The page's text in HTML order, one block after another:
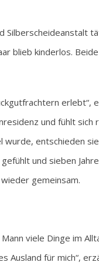
blieb kinderlos.
erlebt“,
und fühlt sich
entschieden
und sieben
gemeinsam.
viele Dinge im
Ausland für mich“,